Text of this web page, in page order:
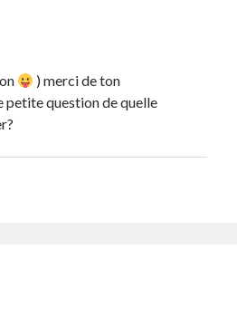
) merci de ton
petite question de quelle